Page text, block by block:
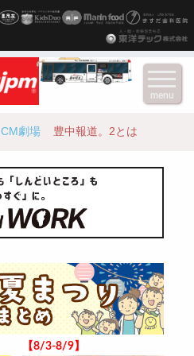
CM劇場 豊中報道。2とは
【8/3-8/9】
menu